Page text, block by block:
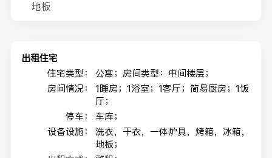
地板
出租住宅
住宅类型：
公寓；房间类型：中间楼层；
房间情况：
1睡房；1浴室；1客厅；简易厨房；1饭
厅；
停车：
车库；
设备设施：
洗衣，干衣，一体炉具，烤箱，冰箱，
地板；